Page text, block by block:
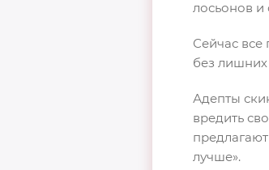
лосьонов и
Сейчас все
без лишних
Адепты
вредить
лучше».